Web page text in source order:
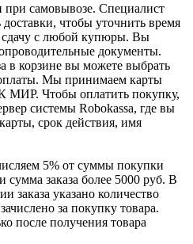
самовывозе. Специалист
чтобы уточнить время
сдачу с любой купюры. Вы
документы.
в корзине вы можете выбрать
Мы принимаем карты
МИР. Чтобы оплатить покупку,
системы Robokassa, где вы
срок действия, имя
5% от суммы покупки
сумма заказа более 5000 руб. В
заказа указано количество
за покупку товара.
после получения товара